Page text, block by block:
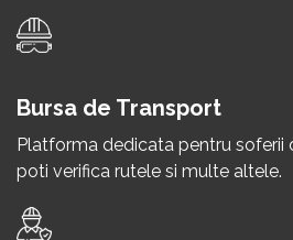
Bursa de Transport
Platforma dedicata pentru soferii
poti verifica rutele si multe altele.